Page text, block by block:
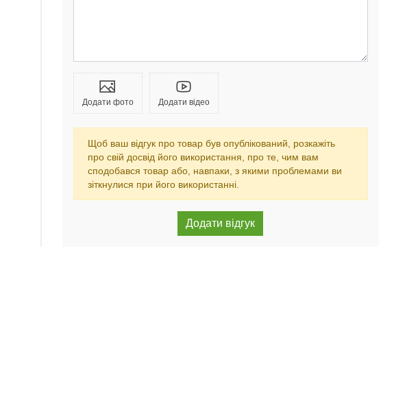
Додати фото Додати відео
Щоб ваш відгук про товар був опублікований, розкажіть
про свій досвід його використання, про те, чим вам
сподобався товар або, навпаки, з якими проблемами ви
зіткнулися при його використанні.